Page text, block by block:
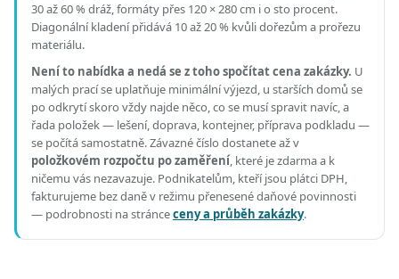
30 až 60 % dráž, formáty přes 120 × 280 cm i o sto procent.
Diagonální kladení přidává 10 až 20 % kvůli dořezům a prořezu
materiálu.
Není to nabídka a nedá se z toho spočítat cena zakázky. U
malých prací se uplatňuje minimální výjezd, u starších domů se
po odkrytí skoro vždy najde něco, co se musí spravit navíc, a
řada položek — lešení, doprava, kontejner, příprava podkladu —
se počítá samostatně. Závazné číslo dostanete až v
položkovém rozpočtu po zaměření, které je zdarma a k
ničemu vás nezavazuje. Podnikatelům, kteří jsou plátci DPH,
fakturujeme bez daně v režimu přenesené daňové povinnosti
— podrobnosti na stránceceny a průběh zakázky.